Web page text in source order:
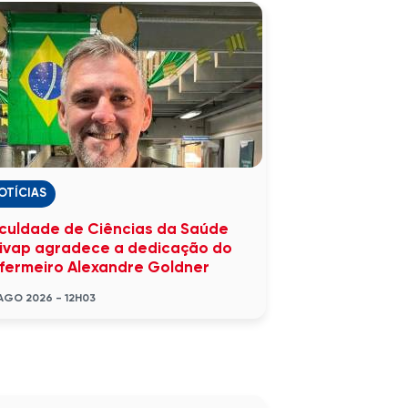
de Ciências da Saúde
agradece a dedicação do
Alexandre Goldner
2026 - 12H03